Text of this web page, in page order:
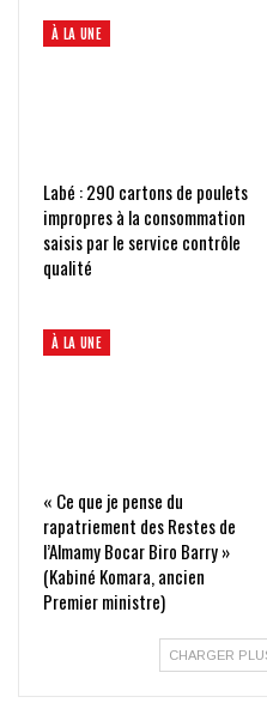
À LA UNE
Labé : 290 cartons de poulets
impropres à la consommation
saisis par le service contrôle
qualité
À LA UNE
« Ce que je pense du
rapatriement des Restes de
l’Almamy Bocar Biro Barry »
(Kabiné Komara, ancien
Premier ministre)
CHARGER